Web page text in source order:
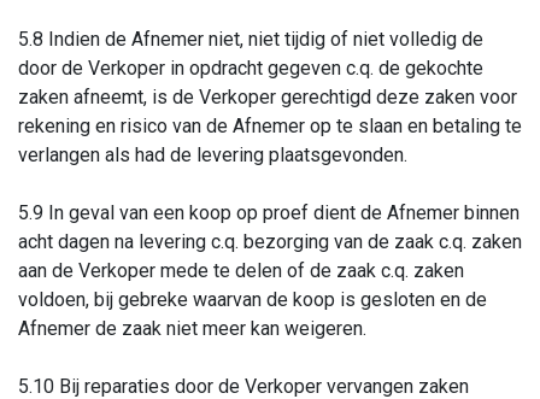
5.8 Indien de Afnemer niet, niet tijdig of niet volledig de
door de Verkoper in opdracht gegeven c.q. de gekochte
zaken afneemt, is de Verkoper gerechtigd deze zaken voor
rekening en risico van de Afnemer op te slaan en betaling te
verlangen als had de levering plaatsgevonden.
5.9 In geval van een koop op proef dient de Afnemer binnen
acht dagen na levering c.q. bezorging van de zaak c.q. zaken
aan de Verkoper mede te delen of de zaak c.q. zaken
voldoen, bij gebreke waarvan de koop is gesloten en de
Afnemer de zaak niet meer kan weigeren.
5.10 Bij reparaties door de Verkoper vervangen zaken